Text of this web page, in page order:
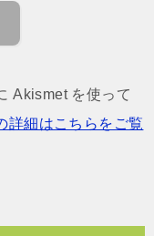
Akismet を使って
詳細はこちらをご覧